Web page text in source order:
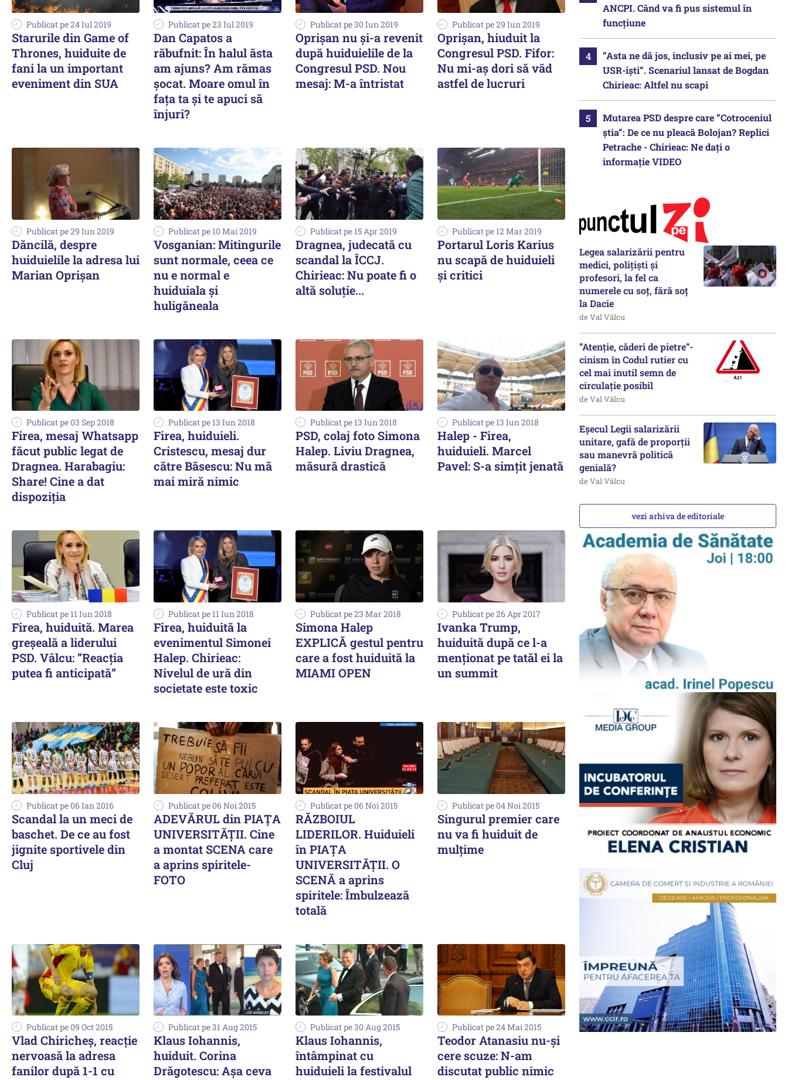
Publicat pe 24 Iul 2019
Starurile din Game of
Thrones, huiduite de
fani la un important
eveniment din SUA
Publicat pe 23 Iul 2019
Dan Capatos a
răbufnit: În halul ăsta
am ajuns? Am rămas
șocat. Moare omul în
fața ta și te apuci să
înjuri?
Publicat pe 30 Iun 2019
Oprișan nu și-a revenit
după huiduielile de la
Congresul PSD. Nou
mesaj: M-a întristat
Publicat pe 29 Iun 2019
Oprișan, hiuduit la
Congresul PSD. Fifor:
Nu mi-aş dori să văd
astfel de lucruri
Publicat pe 29 Iun 2019
Dăncilă, despre
huiduielile la adresa lui
Marian Oprișan
Publicat pe 10 Mai 2019
Vosganian: Mitingurile
sunt normale, ceea ce
nu e normal e
huiduiala şi
huligăneala
Publicat pe 15 Apr 2019
Dragnea, judecată cu
scandal la ÎCCJ.
Chirieac: Nu poate fi o
altă soluție...
Publicat pe 12 Mar 2019
Portarul Loris Karius
nu scapă de huiduieli
și critici
Publicat pe 03 Sep 2018
Firea, mesaj Whatsapp
făcut public legat de
Dragnea. Harabagiu:
Share! Cine a dat
dispoziția
Publicat pe 13 Iun 2018
Firea, huiduieli.
Cristescu, mesaj dur
către Băsescu: Nu mă
mai miră nimic
Publicat pe 13 Iun 2018
PSD, colaj foto Simona
Halep. Liviu Dragnea,
măsură drastică
Publicat pe 13 Iun 2018
Halep - Firea,
huiduieli. Marcel
Pavel: S-a simțit jenată
Publicat pe 11 Iun 2018
Firea, huiduită. Marea
greșeală a liderului
PSD. Vâlcu: ”Reacția
putea fi anticipată”
Publicat pe 11 Iun 2018
Firea, huiduită la
evenimentul Simonei
Halep. Chirieac:
Nivelul de ură din
societate este toxic
Publicat pe 23 Mar 2018
Simona Halep
EXPLICĂ gestul pentru
care a fost huiduită la
MIAMI OPEN
Publicat pe 26 Apr 2017
Ivanka Trump,
huiduită după ce l-a
menționat pe tatăl ei la
un summit
Publicat pe 06 Ian 2016
Scandal la un meci de
baschet. De ce au fost
jignite sportivele din
Cluj
Publicat pe 06 Noi 2015
ADEVĂRUL din PIAȚA
UNIVERSITĂȚII. Cine
a montat SCENA care
a aprins spiritele-
FOTO
Publicat pe 06 Noi 2015
RĂZBOIUL
LIDERILOR. Huiduieli
în PIAȚA
UNIVERSITĂȚII. O
SCENĂ a aprins
spiritele: Îmbulzează
totală
Publicat pe 04 Noi 2015
Singurul premier care
nu va fi huiduit de
mulţime
Publicat pe 09 Oct 2015
Vlad Chiricheș, reacție
nervoasă la adresa
fanilor după 1-1 cu
Publicat pe 31 Aug 2015
Klaus Iohannis,
huiduit. Corina
Drăgotescu: Așa ceva
Publicat pe 30 Aug 2015
Klaus Iohannis,
întâmpinat cu
huiduieli la festivalul
Publicat pe 24 Mai 2015
Teodor Atanasiu nu-și
cere scuze: N-am
discutat public nimic
ANCPI. Când va fi pus sistemul în
funcțiune
”Asta ne dă jos, inclusiv pe ai mei, pe
USR-iști”. Scenariul lansat de Bogdan
Chirieac: Altfel nu scapi
Mutarea PSD despre care ”Cotroceniul
știa”: De ce nu pleacă Bolojan? Replici
Petrache - Chirieac: Ne dați o
informație VIDEO
Legea salarizării pentru
medici, polițiști și
profesori, la fel ca
numerele cu soț, fără soț
la Dacie
de Val Vâlcu
”Atenție, căderi de pietre”-
cinism în Codul rutier cu
cel mai inutil semn de
circulație posibil
de Val Vâlcu
Eșecul Legii salarizării
unitare, gafă de proporții
sau manevră politică
genială?
de Val Vâlcu
vezi arhiva de editoriale